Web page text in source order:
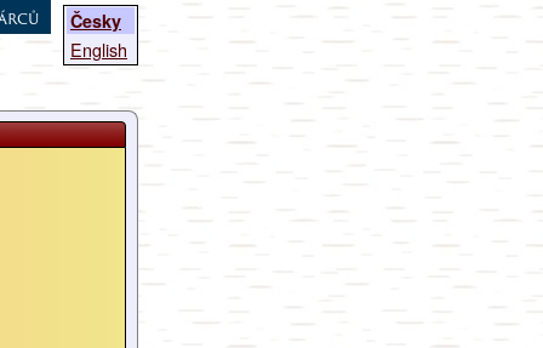
Česky
English